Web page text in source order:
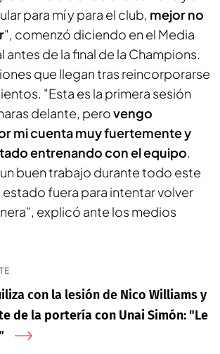
para mí y para el club, mejor no
", comenzó diciendo en el Media
antes de la final de la Champions.
que llegan tras reincorporarse
"Esta es la primera sesión
delante, perovengo
mi cuenta muy fuertemente y
entrenando con el equipo.
buen trabajo durante todo este
fuera para intentar volver
explicó ante los medios
con la lesión de Nico Williams y
de la portería con Unai Simón: "Le